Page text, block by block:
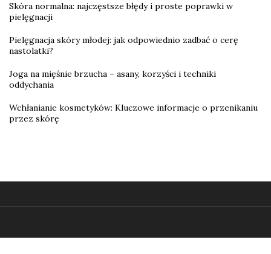
Skóra normalna: najczęstsze błędy i proste poprawki w
pielęgnacji
Pielęgnacja skóry młodej: jak odpowiednio zadbać o cerę
nastolatki?
Joga na mięśnie brzucha – asany, korzyści i techniki
oddychania
Wchłanianie kosmetyków: Kluczowe informacje o przenikaniu
przez skórę